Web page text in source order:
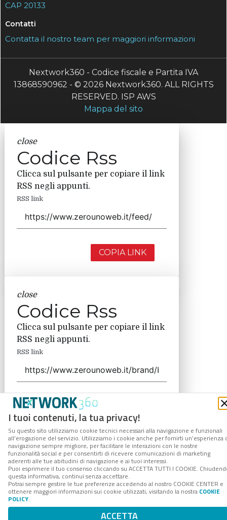
I tuoi contenuti, la tua privacy!
Su questo sito utilizziamo cookie tecnici necessari alla navigazione e funzionali
all’erogazione del servizio. Utilizziamo i cookie anche per fornirti un’esperienza
navigazione sempre migliore, per facilitare le interazioni con le nostre
funzionalità social e per consentirti di ricevere comunicazioni di marketing
aderenti alle tue abitudini di navigazione e ai tuoi interessi.
Puoi esprimere il tuo consenso cliccando su ACCETTA TUTTI I COOKIE.
questa informativa, continui senza accettare.
Potrai sempre gestire le tue preferenze accedendo al nostro COOKIE CENTER e
ottenere maggiori informazioni sui cookie utilizzati, visitando la nostra COOKIE
POLICY.
ACCETTA
CAP 20133
Contatti
Contatta il nostro team per maggiori informazioni
Nextwork360 - Codice fiscale e Partita IVA
13868590962 - © 2026 Nextwork360. ALL RIGHTS
RESERVED. ISP AWS
Mappa del sito
close
Codice Rss
Clicca sul pulsante per copiare il link
RSS negli appunti.
RSS link
COPIA LINK
close
Codice Rss
Clicca sul pulsante per copiare il link
RSS negli appunti.
RSS link